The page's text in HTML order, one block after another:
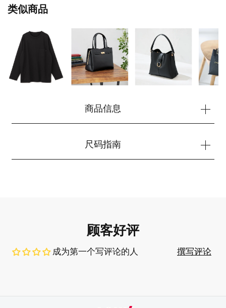
类似商品
商品信息
尺码指南
顾客好评
成为第一个写评论的人 撰写评论
您的购物车目前是空的。